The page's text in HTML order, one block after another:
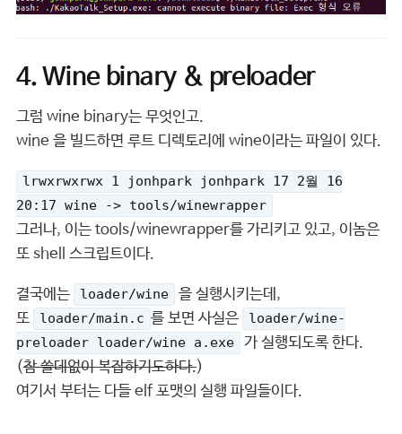
4. Wine binary & preloader
그럼 wine binary는 무엇인고.
wine 을 빌드하면 루트 디렉토리에 wine이라는 파일이 있다.
lrwxrwxrwx 1 jonhpark jonhpark 17 2월 16
20:17 wine -> tools/winewrapper
그러나, 이는 tools/winewrapper를 가리키고 있고, 이놈은
또 shell 스크립트이다.
결국에는 loader/wine
을 실행시키는데,
또
loader/main.c 를 보면 사실은
loader/wine-
preloader loader/wine a.exe
가 실행되도록 한다.
(참 쓸데없이 복잡하기도하다.)
여기서 부터는 다들 elf 포맷의 실행 파일들이다.